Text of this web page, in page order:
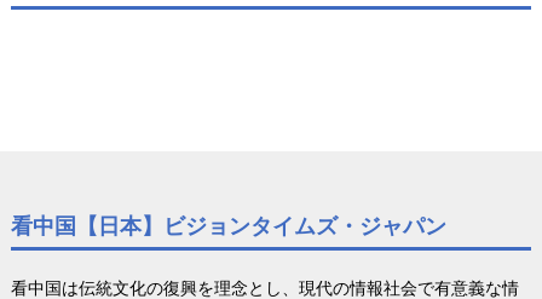
看中国【日本】ビジョンタイムズ・ジャパン
看中国は伝統文化の復興を理念とし、現代の情報社会で有意義な情